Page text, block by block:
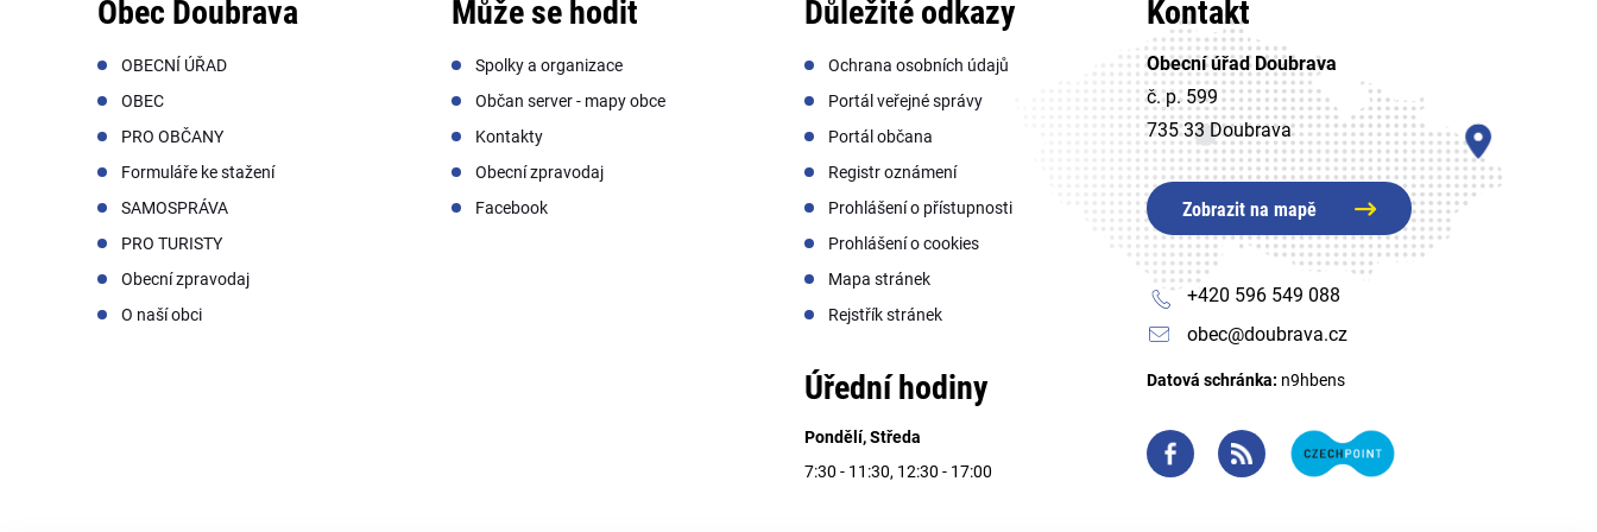
Obec Doubrava
OBECNÍ ÚŘAD
OBEC
PRO OBČANY
Formuláře ke stažení
SAMOSPRÁVA
PRO TURISTY
Obecní zpravodaj
O naší obci
Může se hodit
Spolky a organizace
Občan server - mapy obce
Kontakty
Obecní zpravodaj
Facebook
Důležité odkazy
Ochrana osobních údajů
Portál veřejné správy
Portál občana
Registr oznámení
Prohlášení o přístupnosti
Prohlášení o cookies
Mapa stránek
Rejstřík stránek
Úřední hodiny
Pondělí, Středa
7:30 - 11:30, 12:30 - 17:00
Kontakt
Obecní úřad Doubrava
č. p. 599
735 33 Doubrava
Zobrazit na mapě
+420 596 549 088
obec@doubrava.cz
Datová schránka: n9hbens